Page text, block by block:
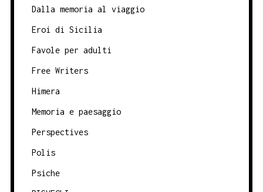
Dalla memoria al viaggio
Eroi di Sicilia
Favole per adulti
Free Writers
Himera
Memoria e paesaggio
Perspectives
Polis
Psiche